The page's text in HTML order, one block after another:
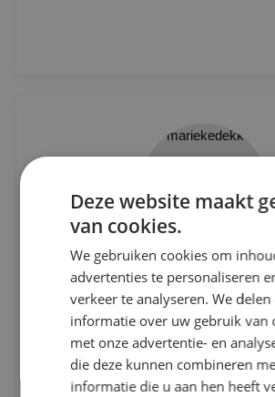
Marieke
Dekker
Wervingsspecialist
Stuur Marieke een e-
Deze website maakt
van cookies.
We gebruiken cookies om
advertenties te personaliseren
verkeer te analyseren. We delen
informatie over uw gebruik van
met onze advertentie- en
die deze kunnen combineren
informatie die u aan hen heeft